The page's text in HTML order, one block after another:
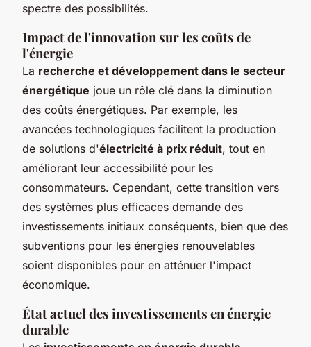
spectre des possibilités.
Impact de l'innovation sur les coûts de
l'énergie
La recherche et développement dans le secteur
énergétique joue un rôle clé dans la diminution
des coûts énergétiques. Par exemple, les
avancées technologiques facilitent la production
de solutions d'électricité à prix réduit, tout en
améliorant leur accessibilité pour les
consommateurs. Cependant, cette transition vers
des systèmes plus efficaces demande des
investissements initiaux conséquents, bien que des
subventions pour les énergies renouvelables
soient disponibles pour en atténuer l'impact
économique.
État actuel des investissements en énergie
durable